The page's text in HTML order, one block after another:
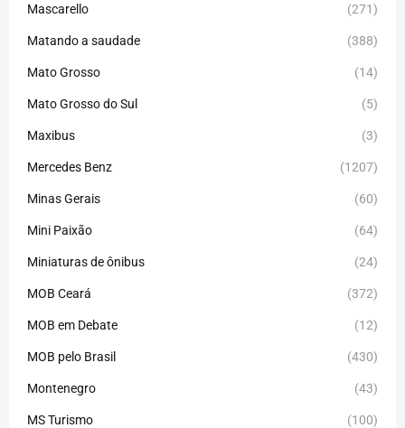
Mascarello (271)
Matando a saudade (388)
Mato Grosso (14)
Mato Grosso do Sul (5)
Maxibus (3)
Mercedes Benz (1207)
Minas Gerais (60)
Mini Paixão (64)
Miniaturas de ônibus (24)
MOB Ceará (372)
MOB em Debate (12)
MOB pelo Brasil (430)
Montenegro (43)
MS Turismo (100)